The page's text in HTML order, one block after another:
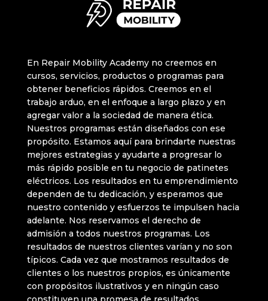
En Repair Mobility Academy no creemos en
cursos, servicios, productos o programas para
obtener beneficios rápidos. Creemos en el
trabajo arduo, en el enfoque a largo plazo y en
agregar valor a la sociedad de manera ética.
Nuestros programas están diseñados con ese
propósito. Estamos aquí para brindarte nuestras
mejores estrategias y ayudarte a progresar lo
más rápido posible en tu negocio de patinetes
eléctricos. Los resultados en tu emprendimiento
dependen de tu dedicación, y esperamos que
nuestro contenido y esfuerzos te impulsen hacia
adelante. Nos reservamos el derecho de
admisión a todos nuestros programas. Los
resultados de nuestros clientes varían y no son
típicos. Cada vez que mostramos resultados de
clientes o los nuestros propios, es únicamente
con propósitos ilustrativos y en ningún caso